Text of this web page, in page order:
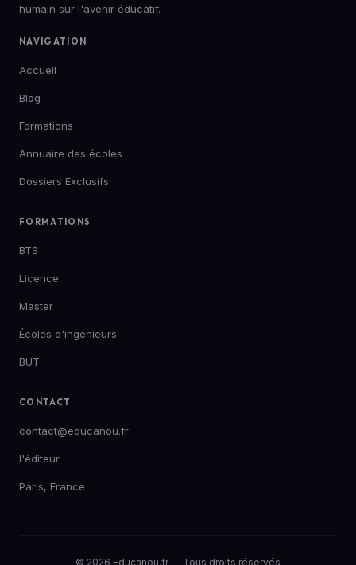
humain sur l'avenir éducatif.
NAVIGATION
Accueil
Blog
Formations
Annuaire des écoles
Dossiers Exclusifs
FORMATIONS
BTS
Licence
Master
Écoles d'ingénieurs
BUT
CONTACT
contact@educanou.fr
l'éditeur
Paris, France
© 2026 Educanou.fr — Tous droits réservés